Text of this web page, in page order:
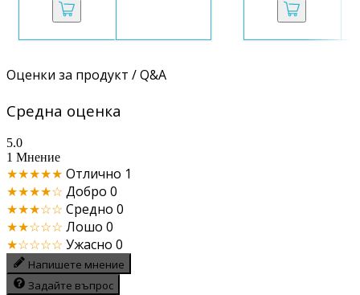
Оценки за продукт / Q&A
Средна оценка
5.0
1 Мнение
★★★★★ Отлично 1
★★★★☆ Добро 0
★★★☆☆ Средно 0
★★☆☆☆ Лошо 0
★☆☆☆☆ Ужасно 0
Напишете мнение
Задайте въпрос